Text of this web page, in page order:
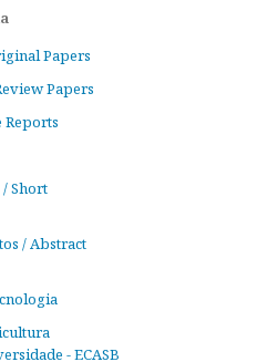
Papers
Papers
Reports
/ Short
/ Abstract
- ECASB